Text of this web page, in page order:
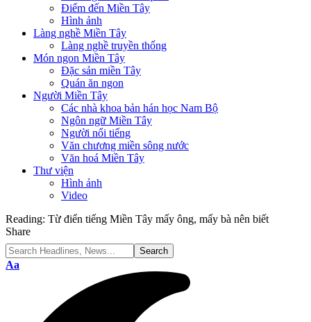
Điểm đến Miền Tây
Hình ảnh
Làng nghề Miền Tây
Làng nghề truyền thống
Món ngon Miền Tây
Đặc sản miền Tây
Quán ăn ngon
Người Miền Tây
Các nhà khoa bản hán học Nam Bộ
Ngôn ngữ Miền Tây
Người nổi tiếng
Văn chương miền sông nước
Văn hoá Miền Tây
Thư viện
Hình ảnh
Video
Reading: Từ điển tiếng Miền Tây mấy ông, mấy bà nên biết
Share
Font
Aa